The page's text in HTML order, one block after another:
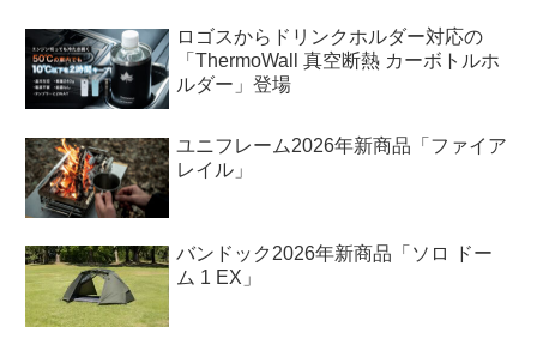
ロゴスからドリンクホルダー対応の
「ThermoWall 真空断熱 カーボトルホ
ルダー」登場
ユニフレーム2026年新商品「ファイア
レイル」
バンドック2026年新商品「ソロ ドー
ム 1 EX」